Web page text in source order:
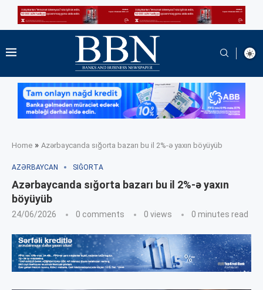
Home » Azərbaycanda sığorta bazarı bu il 2%-ə yaxın böyüyüb
AZƏRBAYCAN SIĞORTA
Azərbaycanda sığorta bazarı bu il 2%-ə yaxın
böyüyüb
24/06/2026 0 comments 0 views 0 minutes read